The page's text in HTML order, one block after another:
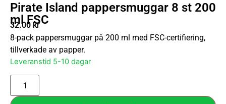
Pirate Island pappersmuggar 8 st 200
ml FSC
32.00 kr
8-pack pappersmuggar på 200 ml med FSC-certifiering,
tillverkade av papper.
Leveranstid 5-10 dagar